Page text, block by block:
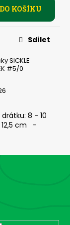
DO KOŠÍKU
SICKLE
#5/0
Sdílet
8 - 10
cm -